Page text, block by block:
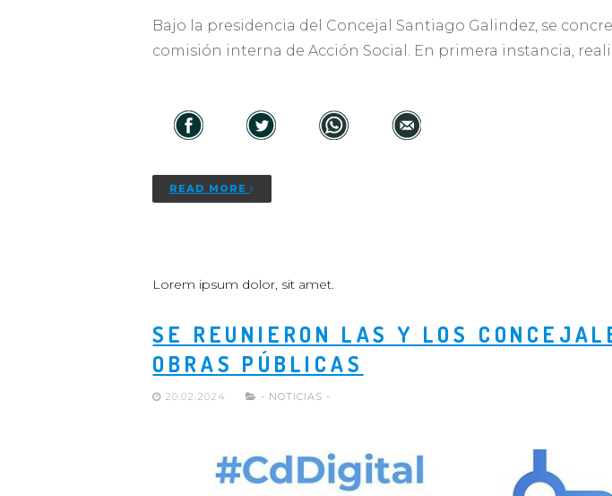
Bajo la presidencia del Concejal Santiago Galindez, se
comisión interna de Acción Social. En primera instancia,
READ MORE
Lorem ipsum dolor, sit amet.
SE REUNIERON LAS Y LOS
OBRAS PÚBLICAS
20.02.2024 - NOTICIAS -